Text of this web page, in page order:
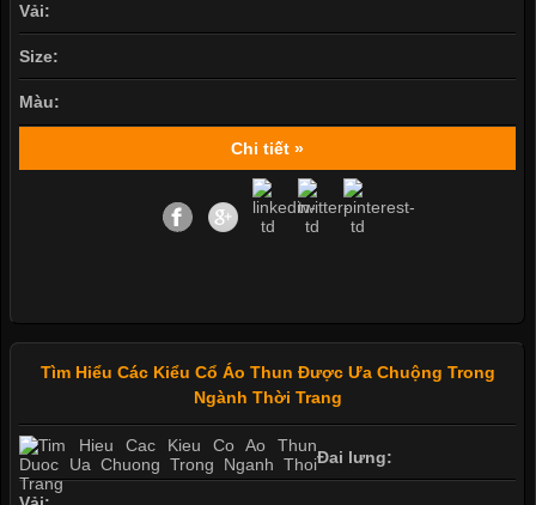
Vải:
Size:
Màu:
Chi tiết »
Tìm Hiểu Các Kiểu Cổ Áo Thun Được Ưa Chuộng Trong
Ngành Thời Trang
Đai lưng: